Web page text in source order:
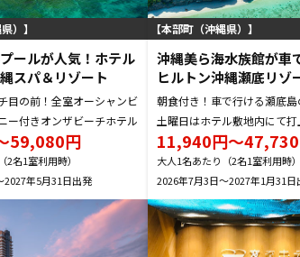
）
ールが人気！ホテル
スパ＆リゾート
目の前！全室オーシャンビ
ー付きオンザビーチホテル
59,080円
2名1室利用時）
2027年5月31日
本部町（沖縄県）
沖縄美ら海水族館が車
ヒルトン沖縄瀬底リゾ
朝食付き！車で行ける瀬底島
土曜日はホテル敷地内にて打
11,940円～
大人1名あたり（2名1室利用時）
2026年7月3日～2027年1月31日